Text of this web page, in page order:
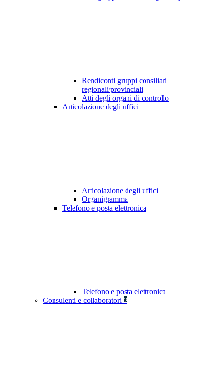
Rendiconti gruppi consiliari
regionali/provinciali
Atti degli organi di controllo
Articolazione degli uffici
Articolazione degli uffici
Organigramma
Telefono e posta elettronica
Telefono e posta elettronica
Consulenti e collaboratori 2